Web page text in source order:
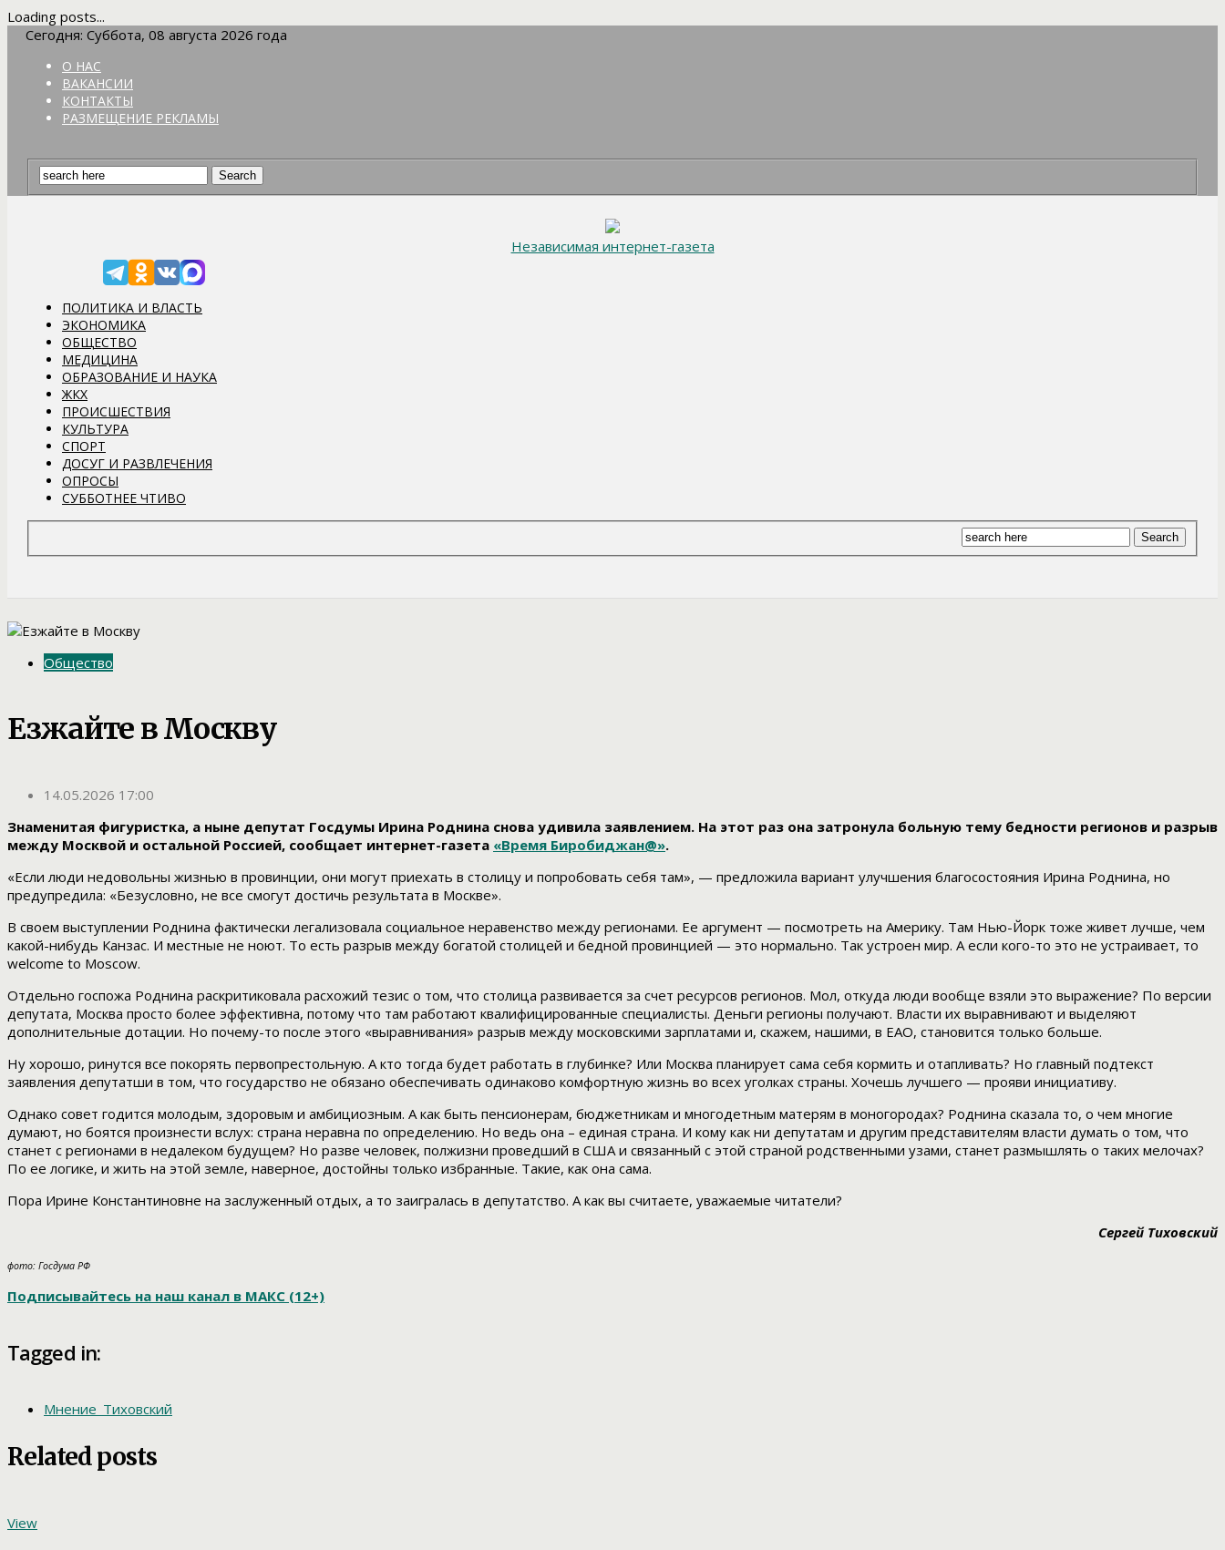
Loading posts...
Сегодня: Суббота, 08 августа 2026 года
О НАС
ВАКАНСИИ
КОНТАКТЫ
РАЗМЕЩЕНИЕ РЕКЛАМЫ
Независимая интернет-газета
ПОЛИТИКА И ВЛАСТЬ
ЭКОНОМИКА
ОБЩЕСТВО
МЕДИЦИНА
ОБРАЗОВАНИЕ И НАУКА
ЖКХ
ПРОИСШЕСТВИЯ
КУЛЬТУРА
СПОРТ
ДОСУГ И РАЗВЛЕЧЕНИЯ
ОПРОСЫ
СУББОТНЕЕ ЧТИВО
Общество
Езжайте в Москву
14.05.2026 17:00
Знаменитая фигуристка, а ныне депутат Госдумы Ирина Роднина снова удивила заявлением. На этот раз она затронула больную тему бедности регионов и разрыв
между Москвой и остальной Россией, сообщает интернет-газета «Время Биробиджан@».
«Если люди недовольны жизнью в провинции, они могут приехать в столицу и попробовать себя там», — предложила вариант улучшения благосостояния Ирина Роднина, но
предупредила: «Безусловно, не все смогут достичь результата в Москве».
В своем выступлении Роднина фактически легализовала социальное неравенство между регионами. Ее аргумент — посмотреть на Америку. Там Нью-Йорк тоже живет лучше, чем
какой-нибудь Канзас. И местные не ноют. То есть разрыв между богатой столицей и бедной провинцией — это нормально. Так устроен мир. А если кого-то это не устраивает, то
welcome to Moscow.
Отдельно госпожа Роднина раскритиковала расхожий тезис о том, что столица развивается за счет ресурсов регионов. Мол, откуда люди вообще взяли это выражение? По версии
депутата, Москва просто более эффективна, потому что там работают квалифицированные специалисты. Деньги регионы получают. Власти их выравнивают и выделяют
дополнительные дотации. Но почему-то после этого «выравнивания» разрыв между московскими зарплатами и, скажем, нашими, в ЕАО, становится только больше.
Ну хорошо, ринутся все покорять первопрестольную. А кто тогда будет работать в глубинке? Или Москва планирует сама себя кормить и отапливать? Но главный подтекст
заявления депутатши в том, что государство не обязано обеспечивать одинаково комфортную жизнь во всех уголках страны. Хочешь лучшего — прояви инициативу.
Однако совет годится молодым, здоровым и амбициозным. А как быть пенсионерам, бюджетникам и многодетным матерям в моногородах? Роднина сказала то, о чем многие
думают, но боятся произнести вслух: страна неравна по определению. Но ведь она – единая страна. И кому как ни депутатам и другим представителям власти думать о том, что
станет с регионами в недалеком будущем? Но разве человек, полжизни проведший в США и связанный с этой страной родственными узами, станет размышлять о таких мелочах?
По ее логике, и жить на этой земле, наверное, достойны только избранные. Такие, как она сама.
Пора Ирине Константиновне на заслуженный отдых, а то заигралась в депутатство. А как вы считаете, уважаемые читатели?
Сергей Тиховский
фото: Госдума РФ
Подписывайтесь на наш канал в МАКС (12+)
Tagged in:
Мнение_Тиховский
Related posts
View